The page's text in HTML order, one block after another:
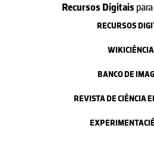
Recursos Digitais para
RECURSOS
BANCO DE
REVISTA DE CIÊNCIA